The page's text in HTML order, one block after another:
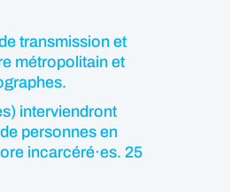
transmission et
métropolitain et
interviendront
personnes en
incarcéré·es. 25